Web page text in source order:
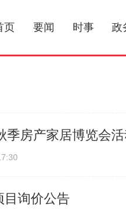
页 要闻 时事 政
季房产家居博览会
目询价公告